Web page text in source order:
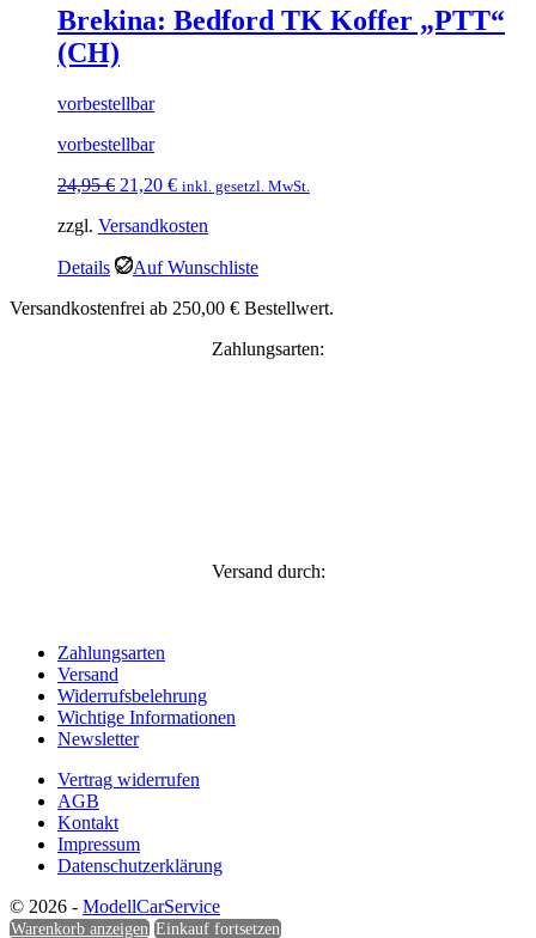
Brekina: Bedford TK Koffer „PTT“
(CH)
vorbestellbar
vorbestellbar
24,95€ Ursprünglicher
war:
21,20 €Aktueller
ist:
inkl. gesetzl. MwSt.
zzgl. Versandkosten
Details
Auf Wunschliste
Versandkostenfrei ab 250,00 € Bestellwert.
Zahlungsarten:
Versand durch:
Zahlungsarten
Versand
Widerrufsbelehrung
Wichtige Informationen
Newsletter
Vertrag widerrufen
AGB
Kontakt
Impressum
Datenschutzerklärung
© 2026 - ModellCarService
Warenkorb anzeigen Einkauf fortsetzen